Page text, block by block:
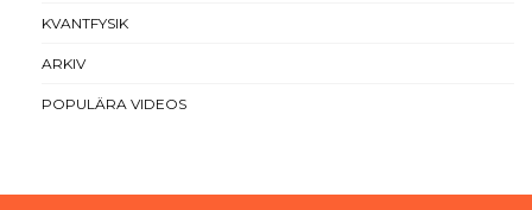
KVANTFYSIK
ARKIV
POPULÄRA VIDEOS